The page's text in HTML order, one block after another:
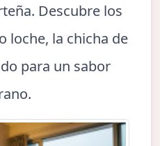
Descubre los
loche, la chicha de
para un sabor